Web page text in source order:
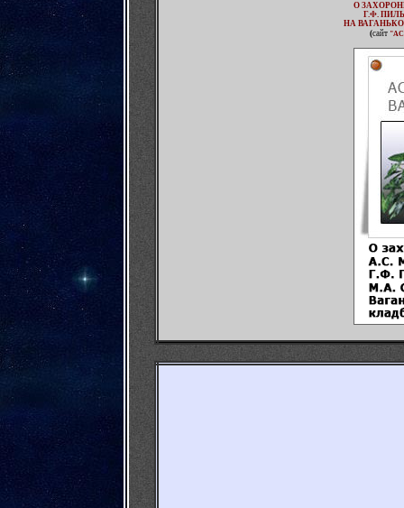
О
Г.Ф.
НА
(сайт